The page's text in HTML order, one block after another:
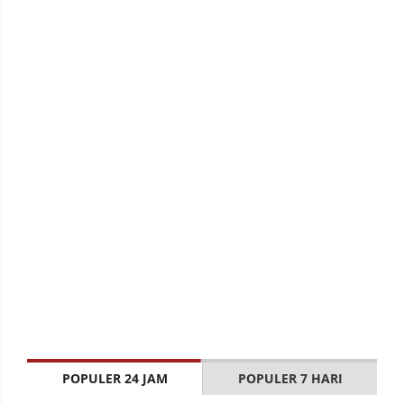
POPULER 24 JAM POPULER 7 HARI